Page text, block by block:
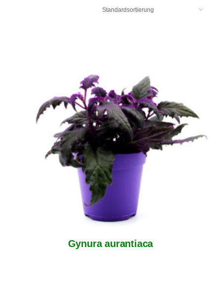
Gynura aurantiaca